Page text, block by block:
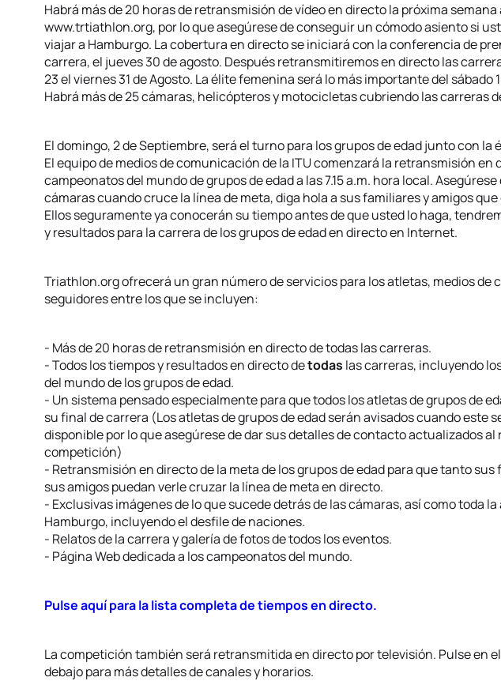
Habrá más de 20 horas de retransmisión de vídeo en directo la próxima semana
www.trtiathlon.org, por lo que asegúrese de conseguir un cómodo asiento si
viajar a Hamburgo. La cobertura en directo se iniciará con la conferencia de
carrera, el jueves 30 de agosto. Después retransmitiremos en directo las
23 el viernes 31 de Agosto. La élite femenina será lo más importante del sábado
Habrá más de 25 cámaras, helicópteros y motocicletas cubriendo las carreras
El domingo, 2 de Septiembre, será el turno para los grupos de edad junto con la
El equipo de medios de comunicación de la ITU comenzará la retransmisión en
campeonatos del mundo de grupos de edad a las 7.15 a.m. hora local.
cámaras cuando cruce la línea de meta, diga hola a sus familiares y amigos
Ellos seguramente ya conocerán su tiempo antes de que usted lo haga,
y resultados para la carrera de los grupos de edad en directo en Internet.
Triathlon.org ofrecerá un gran número de servicios para los atletas, medios de
seguidores entre los que se incluyen:
- Más de 20 horas de retransmisión en directo de todas las carreras.
- Todos los tiempos y resultados en directo detodas las carreras, incluyendo
del mundo de los grupos de edad.
- Un sistema pensado especialmente para que todos los atletas de grupos de
su final de carrera (Los atletas de grupos de edad serán avisados cuando este
disponible por lo que asegúrese de dar sus detalles de contacto actualizados al
competición)
- Retransmisión en directo de la meta de los grupos de edad para que tanto
sus amigos puedan verle cruzar la línea de meta en directo.
- Exclusivas imágenes de lo que sucede detrás de las cámaras, así como toda
Hamburgo, incluyendo el desfile de naciones.
- Relatos de la carrera y galería de fotos de todos los eventos.
- Página Web dedicada a los campeonatos del mundo.
Pulse aquí para la lista completa de tiempos en directo.
La competición también será retransmitida en directo por televisión. Pulse en
debajo para más detalles de canales y horarios.